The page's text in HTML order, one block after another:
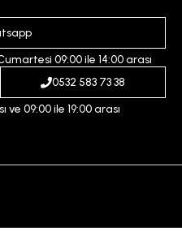
09:00 ile 14:00 arası
0532 583 73 38
09:00 ile 19:00 arası